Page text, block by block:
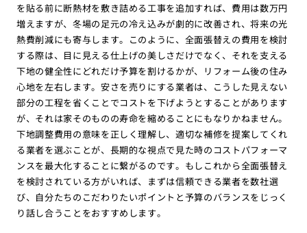
を貼る前に断熱材を敷き詰める工事を追加すれば、費用は数万円
増えますが、冬場の足元の冷え込みが劇的に改善され、将来の光
熱費削減にも寄与します。このように、全面張替えの費用を検討
する際は、目に見える仕上げの美しさだけでなく、それを支える
下地の健全性にどれだけ予算を割けるかが、リフォーム後の住み
心地を左右します。安さを売りにする業者は、こうした見えない
部分の工程を省くことでコストを下げようとすることがあります
が、それは家そのものの寿命を縮めることにもなりかねません。
下地調整費用の意味を正しく理解し、適切な補修を提案してくれ
る業者を選ぶことが、長期的な視点で見た時のコストパフォーマ
ンスを最大化することに繋がるのです。もしこれから全面張替え
を検討されている方がいれば、まずは信頼できる業者を数社選
び、自分たちのこだわりたいポイントと予算のバランスをじっく
り話し合うことをおすすめします。